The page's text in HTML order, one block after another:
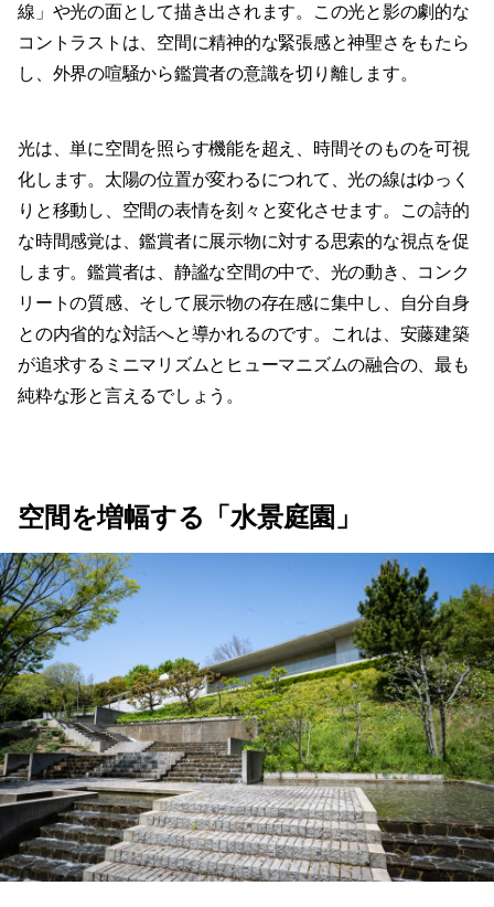
線」や光の面として描き出されます。この光と影の劇的な
コントラストは、空間に精神的な緊張感と神聖さをもたら
し、外界の喧騒から鑑賞者の意識を切り離します。
光は、単に空間を照らす機能を超え、時間そのものを可視
化します。太陽の位置が変わるにつれて、光の線はゆっく
りと移動し、空間の表情を刻々と変化させます。この詩的
な時間感覚は、鑑賞者に展示物に対する思索的な視点を促
します。鑑賞者は、静謐な空間の中で、光の動き、コンク
リートの質感、そして展示物の存在感に集中し、自分自身
との内省的な対話へと導かれるのです。これは、安藤建築
が追求するミニマリズムとヒューマニズムの融合の、最も
純粋な形と言えるでしょう。
空間を増幅する「水景庭園」